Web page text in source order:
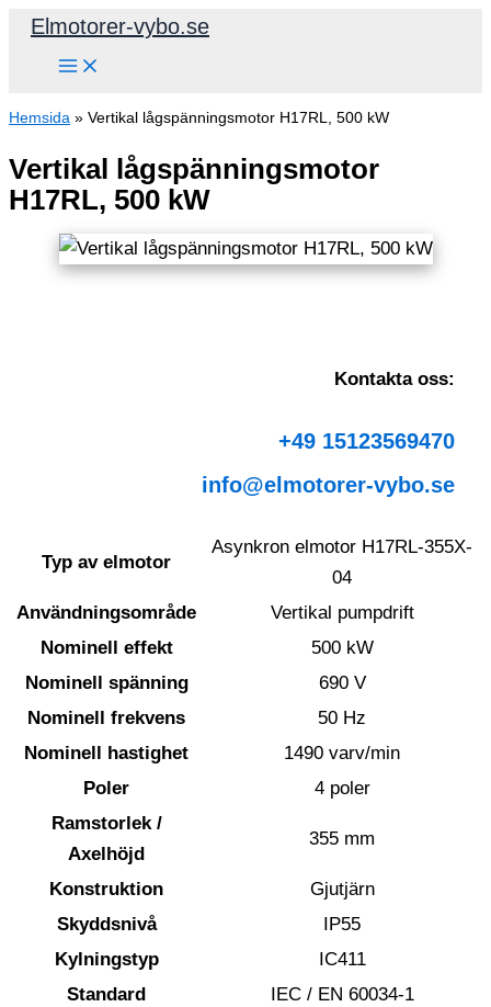
Hoppa
Elmotorer-vybo.se
Hemsida » Vertikal lågspänningsmotor H17RL, 500 kW
Vertikal lågspänningsmotor
H17RL, 500 kW
Kontakta oss:
+49 15123569470
info@elmotorer-vybo.se
Typ av elmotor
Asynkron elmotor H17RL-355X-
04
Användningsområde
Vertikal pumpdrift
Nominell effekt
500 kW
Nominell spänning
690 V
Nominell frekvens
50 Hz
Nominell hastighet
1490 varv/min
Poler
4 poler
Ramstorlek /
Axelhöjd
355 mm
Konstruktion
Gjutjärn
Skyddsnivå
IP55
Kylningstyp
IC411
Standard
IEC / EN 60034-1